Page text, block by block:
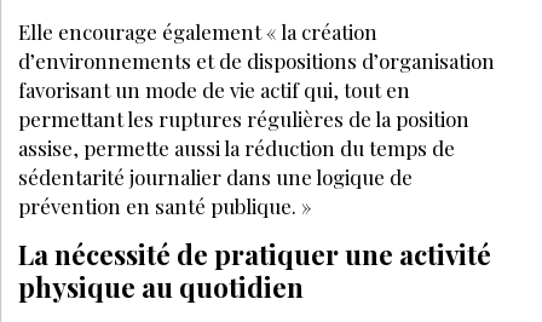
Elle encourage également « la création
d’environnements et de dispositions d’organisation
favorisant un mode de vie actif qui, tout en
permettant les ruptures régulières de la position
assise, permette aussi la réduction du temps de
sédentarité journalier dans une logique de
prévention en santé publique. »
La nécessité de pratiquer une activité
physique au quotidien